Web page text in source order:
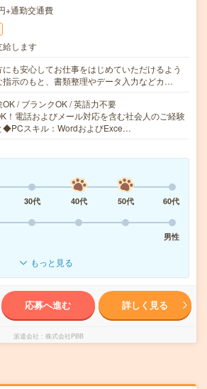
+通勤交通費
給します
も安心してお仕事をはじめていただけるよう
指示のもと、書類整理やデータ入力などカ…
/ ブランクOK / 英語力不要
！電話およびメール対応を含む社会人のご経験
◆PCスキル：WordおよびExce…
30代 40代 50代
60代
男性
もっと見る
応募へ進む 詳しく見る
派遣会社 株式会社PBB